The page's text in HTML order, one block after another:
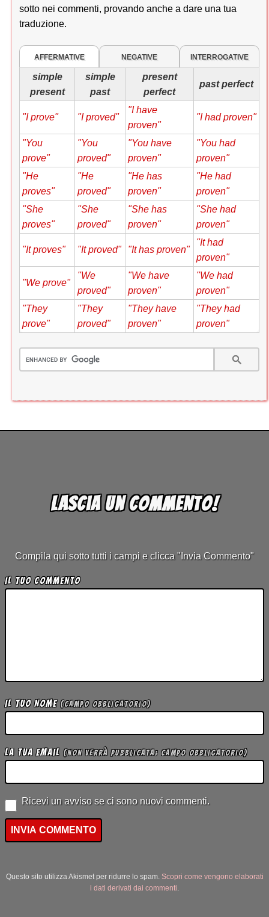
sotto nei commenti, provando anche a dare una tua
traduzione.
AFFERMATIVE NEGATIVE INTERROGATIVE
simple
present
simple
past
present
perfect
past perfect
"I prove" "I proved"
"I have
proven"
"I had proven"
"You
prove"
"You
proved"
"You have
proven"
"You had
proven"
"He
proves"
"He
proved"
"He has
proven"
"He had
proven"
"She
proves"
"She
proved"
"She has
proven"
"She had
proven"
"It proves" "It proved" "It has proven"
"It had
proven"
"We prove"
"We
proved"
"We have
proven"
"We had
proven"
"They
prove"
"They
proved"
"They have
proven"
"They had
proven"
Lascia un commento!
Compila qui sotto tutti i campi e clicca "Invia Commento"
Il tuo Commento
Il tuo Nome (campo obbligatorio)
La tua Email (non verrà pubblicata; campo obbligatorio)
Ricevi un avviso se ci sono nuovi commenti.
Questo sito utilizza Akismet per ridurre lo spam. Scopri come vengono elaborati
i dati derivati dai commenti